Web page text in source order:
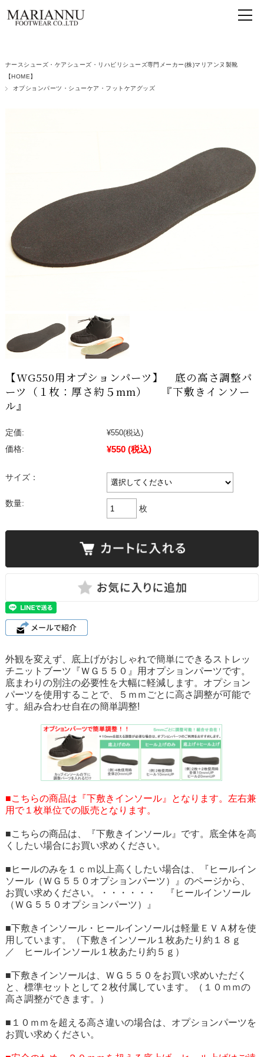
ナースシューズ・ケアシューズ・リハビリシューズ専門メーカー(株)マリアンヌ製靴
【HOME】
オプションパーツ・シューケア・フットケアグッズ
【WG550用オプションパーツ】 底の高さ調整パ
ーツ（１枚：厚さ約５mm） 『下敷きインソー
ル』
定価: ¥550(税込)
価格:
¥550 (税込)
サイズ：
数量:
枚
外観を変えず、底上げがおしゃれで簡単にできるストレッ
チニットブーツ『ＷＧ５５０』用オプションパーツです。
底まわりの別注の必要性を大幅に軽減します。オプション
パーツを使用することで、５ｍｍごとに高さ調整が可能で
す。組み合わせ自在の簡単調整!
■こちらの商品は『下敷きインソール』となります。左右兼
用で１枚単位での販売となります。
■こちらの商品は、『下敷きインソール』です。底全体を高
くしたい場合にお買い求めください。
■ヒールのみを１ｃｍ以上高くしたい場合は、『ヒールイン
ソール（ＷＧ５５０オプションパーツ）』のページから、
お買い求めください。
・・・・・・ 『ヒールインソール
（ＷＧ５５０オプションパーツ）』
■下敷きインソール・ヒールインソールは軽量ＥＶＡ材を使
用しています。（下敷きインソール１枚あたり約１８ｇ
／ ヒールインソール１枚あたり約５ｇ）
■下敷きインソールは、ＷＧ５５０をお買い求めいただく
と、標準セットとして２枚付属しています。（１０ｍｍの
高さ調整ができます。）
■１０ｍｍを超える高さ違いの場合は、オプションパーツを
お買い求めください。